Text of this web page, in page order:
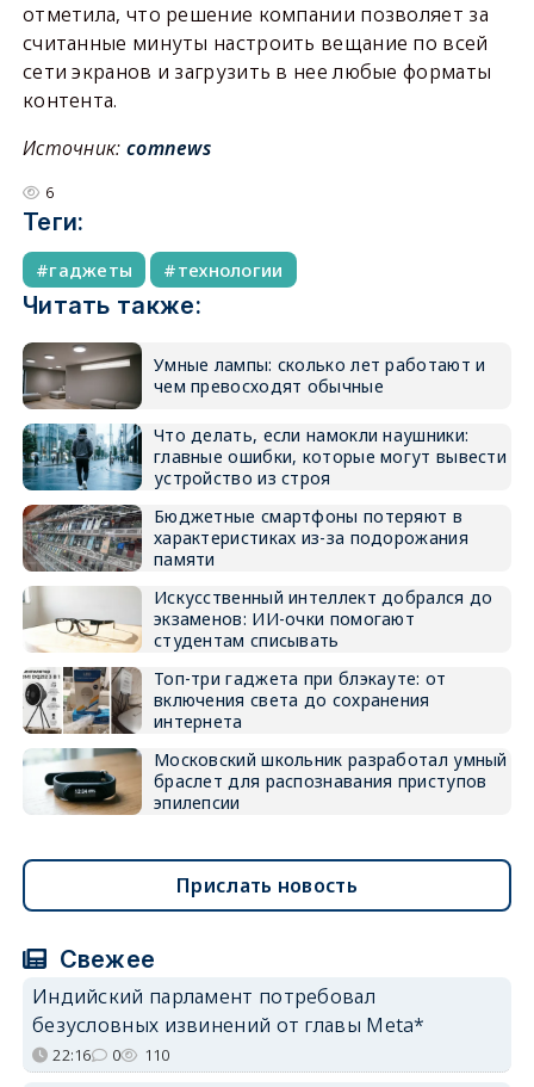
отметила, что решение компании позволяет за
считанные минуты настроить вещание по всей
сети экранов и загрузить в нее любые форматы
контента.
Источник: comnews
6
Теги:
гаджеты технологии
Читать также:
Умные лампы: сколько лет работают и
чем превосходят обычные
Что делать, если намокли наушники:
главные ошибки, которые могут вывести
устройство из строя
Бюджетные смартфоны потеряют в
характеристиках из-за подорожания
памяти
Искусственный интеллект добрался до
экзаменов: ИИ-очки помогают
студентам списывать
Топ-три гаджета при блэкауте: от
включения света до сохранения
интернета
Московский школьник разработал умный
браслет для распознавания приступов
эпилепсии
Прислать новость
Свежее
Индийский парламент потребовал
безусловных извинений от главы Meta*
22:16 0 110